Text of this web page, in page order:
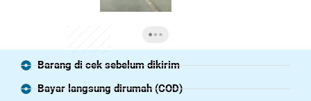
Barang di cek sebelum dikirim
Bayar langsung dirumah (COD)